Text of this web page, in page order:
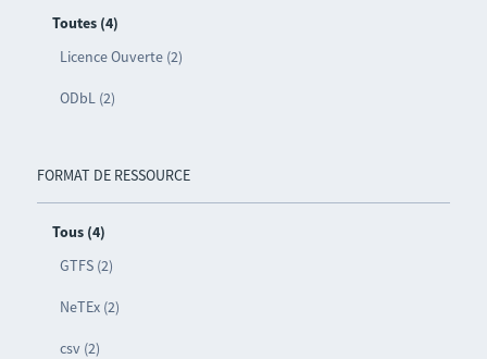
Toutes (4)
Licence Ouverte (2)
ODbL (2)
FORMAT DE RESSOURCE
Tous (4)
GTFS (2)
NeTEx (2)
csv (2)